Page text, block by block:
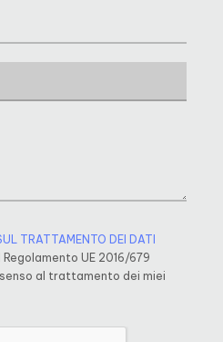
TRATTAMENTO DEI DATI
Regolamento UE 2016/679
al trattamento dei miei